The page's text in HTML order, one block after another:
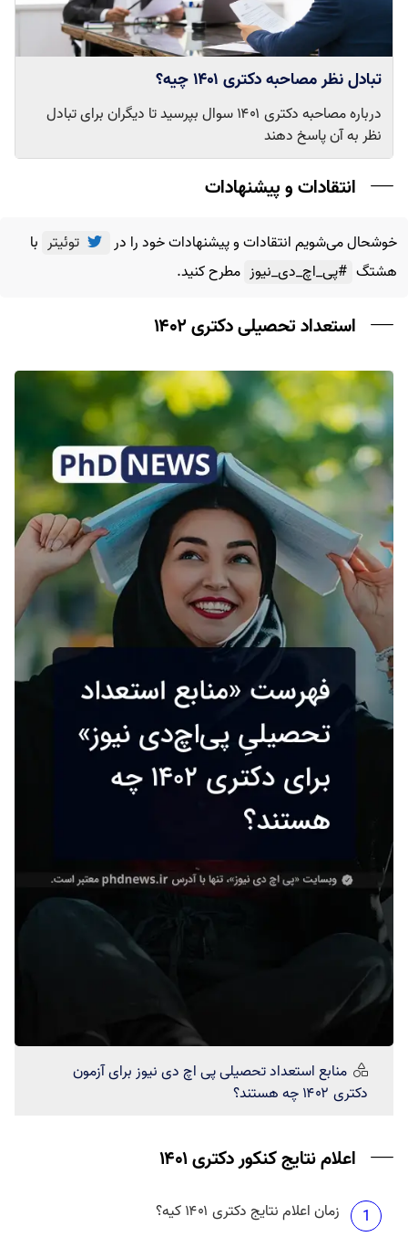
تبادل نظر مصاحبه دکتری ۱۴۰۱ چیه؟
درباره مصاحبه دکتری ۱۴۰۱ سوال بپرسید تا دیگران برای تبادل
نظر به آن پاسخ دهند
انتقادات و پیشنهادات
خوشحال می‌شویم انتقادات و پیشنهادات خود را در توئیتر با
هشتگ #پی_اچ_دی_نیوز مطرح کنید.
استعداد تحصیلی دکتری ۱۴۰۲
منابع استعداد تحصیلیپی اچ دی نیوزبرای آزمون
دکتری ۱۴۰۲ چه هستند؟
اعلام نتایج کنکور دکتری ۱۴۰۱
1 زمان اعلام نتایج دکتری ۱۴۰۱ کیه؟